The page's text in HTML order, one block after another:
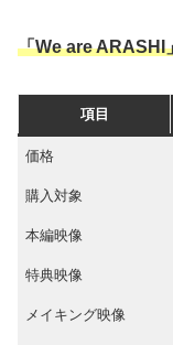
「We are ARASHI
項目
価格
購入対象
本編映像
特典映像
メイキング映像